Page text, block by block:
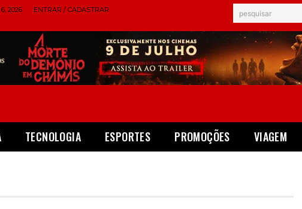
2026 ENTRAR / CADASTRAR pesquisar
TECNOLOGIA ESPORTES PROMOÇÕES VIAGEM